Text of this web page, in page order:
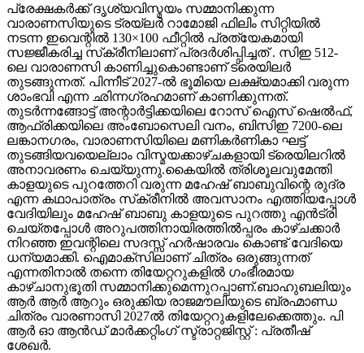
പ്രേക്ഷകർക്ക് ദൃശ്യവിസ്മയം സമ്മാനിക്കുന്ന
വാരാണസിയുടെ ട്രയ്ലർ റാമോജി ഫിലിം സിറ്റിയിൽ
നടന്ന ഇവെന്റിൽ 130×100 ഫീറ്റിൽ പ്രത്യേകമായി
സജ്ജീകരിച്ച സ്‌ക്രീനിലാണ് പ്രദർശിപ്പിച്ചത് . സിഇ 512-
ലെ വാരാണസി കാണിച്ചുകൊണ്ടാണ് ട്രെയിലര്‍
തുടങ്ങുന്നത്. പിന്നീട് 2027-ല്‍ ഭൂമിയെ ലക്ഷ്യമാക്കി വരുന്ന
ശാംഭവി എന്ന ഛിന്നഗ്രഹമാണ് കാണിക്കുന്നത്.
തുടര്‍ന്നങ്ങോട്ട് അന്റാര്‍ട്ടിക്കയിലെ റോസ് ഐസ് ഷെല്‍ഫ്,
ആഫ്രിക്കയിലെ അംബോസെലി വനം, ബിസിഇ 7200-ലെ
ലങ്കാനഗരം, വാരാണസിയിലെ മണികര്‍ണികാ ഘട്ട്
തുടങ്ങിയവയെല്ലാം വിസ്മയക്കാഴ്ചകളായി ട്രെയിലറില്‍
അനാവരണം ചെയ്യുന്നു.കൈയില്‍ ത്രിശൂലവുമേന്തി
കാളയുടെ പുറത്തേറി വരുന്ന മഹേഷ് ബാബുവിന്റെ രുദ്ര
എന്ന കഥാപാത്രം സ്‌ക്രീനിൽ അവസാനം എത്തിയപ്പോൾ
വേദിയിലും മഹേഷ് ബാബു കാളയുടെ പുറത്തു എൻട്രി
ചെയ്തപ്പോൾ അറുപത്തിനായിരത്തിൽപ്പരം കാഴ്ചക്കാർ
നിറഞ്ഞ ഇവന്റിലെ സദസ്സ് ഹർഷാരവം കൊണ്ട് വേദിയെ
ധന്യമാക്കി. ഐമാക്‌സിലാണ് ചിത്രം ഒരുങ്ങുന്നത്
എന്നതിനാല്‍ തന്നെ തിയേറ്ററുകളില്‍ ഗംഭീരമായ
കാഴ്ചാനുഭൂതി സമ്മാനിക്കുമെന്നുറപ്പാണ്.ബാഹുബലിയും
ആർ ആർ ആറും ഒരുക്കിയ രാജമൗലിയുടെ ബ്രഹ്മാണ്ഡ
ചിത്രം വാരണാസി 2027ൽ തിയേറ്ററുകളിലേക്കെത്തും. പി
ആർ ഓ ആൻഡ് മാർക്കറ്റിംഗ് സ്ട്രാറ്റജിസ്റ്റ് : പ്രതീഷ്
ശേഖർ.